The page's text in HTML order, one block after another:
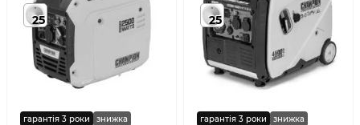
гарантія 3 роки
знижка
25
гарантія 3 роки
знижка
25